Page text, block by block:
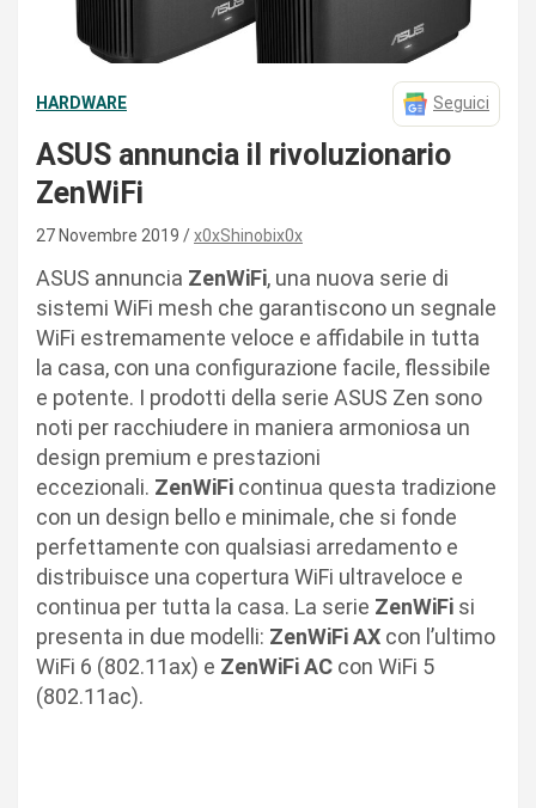
HARDWARE Seguici
ASUS annuncia il rivoluzionario
ZenWiFi
27 Novembre 2019 x0xShinobix0x
ASUS annuncia ZenWiFi, una nuova serie di
sistemi WiFi mesh che garantiscono un segnale
WiFi estremamente veloce e affidabile in tutta
la casa, con una configurazione facile, flessibile
e potente. I prodotti della serie ASUS Zen sono
noti per racchiudere in maniera armoniosa un
design premium e prestazioni
eccezionali. ZenWiFi continua questa tradizione
con un design bello e minimale, che si fonde
perfettamente con qualsiasi arredamento e
distribuisce una copertura WiFi ultraveloce e
continua per tutta la casa. La serie ZenWiFi si
presenta in due modelli: ZenWiFi AX con l’ultimo
WiFi 6 (802.11ax) e ZenWiFi AC con WiFi 5
(802.11ac).